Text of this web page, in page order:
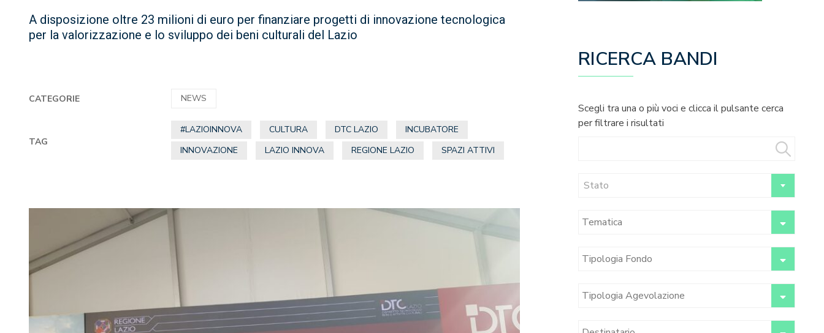
A disposizione oltre 23 milioni di euro per finanziare progetti di innovazione tecnologica
per la valorizzazione e lo sviluppo dei beni culturali del Lazio
CATEGORIE NEWS
TAG
#LAZIOINNOVA CULTURA DTC LAZIO
INCUBATORE
INNOVAZIONE
LAZIO INNOVA REGIONE LAZIO SPAZI ATTIVI
RICERCA BANDI
Scegli tra una o più voci e clicca il pulsante cerca
per filtrare i risultati
Stato